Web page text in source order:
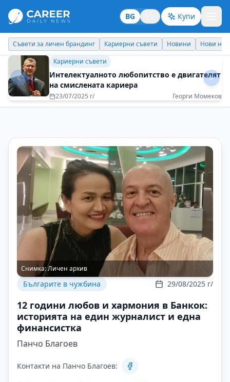
BG Купи
Кариерни съвети Новини Нови назначения Днес празнува
Бизнес брандинг
Печелиш повече, когато помагаш на
другите да печелят
08/05/2025 г/ Светлана Проданова - BNI Bulgaria
Снимка:Личен архив
Българите в чужбина 29/08/2025 г/
12 години любов и хармония в Банкок:
историята на един журналист и една
финансистка
Панчо Благоев
Контакти на Панчо Благоев: